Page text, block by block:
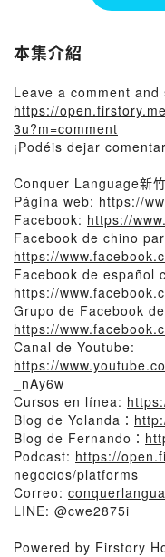
本集介紹
Leave a comment
https://
3u?m=comment
¡Podéis dejar
Conquer Language新
Página web: https://
Facebook: https://
Facebook de chino
https://
Facebook de español
https://
Grupo de Facebook
https://
Canal de Youtube:
https://
_nAy6w
Cursos en línea:
Blog de Yolanda：
Blog de Fernando：
Podcast: https://
negocios/platforms
Correo:
LINE: @cwe2875i
Powered by Firstory